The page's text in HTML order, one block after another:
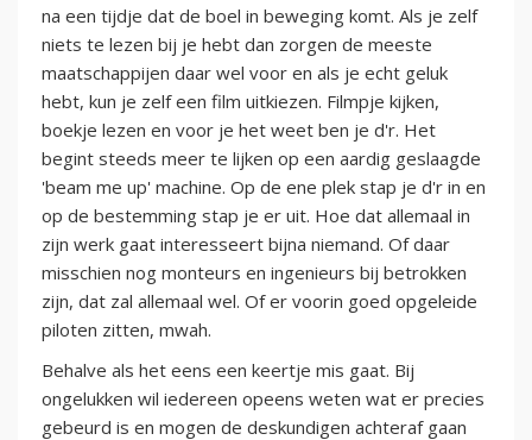
na een tijdje dat de boel in beweging komt. Als je zelf
niets te lezen bij je hebt dan zorgen de meeste
maatschappijen daar wel voor en als je echt geluk
hebt, kun je zelf een film uitkiezen. Filmpje kijken,
boekje lezen en voor je het weet ben je d'r. Het
begint steeds meer te lijken op een aardig geslaagde
'beam me up' machine. Op de ene plek stap je d'r in en
op de bestemming stap je er uit. Hoe dat allemaal in
zijn werk gaat interesseert bijna niemand. Of daar
misschien nog monteurs en ingenieurs bij betrokken
zijn, dat zal allemaal wel. Of er voorin goed opgeleide
piloten zitten, mwah.
Behalve als het eens een keertje mis gaat. Bij
ongelukken wil iedereen opeens weten wat er precies
gebeurd is en mogen de deskundigen achteraf gaan